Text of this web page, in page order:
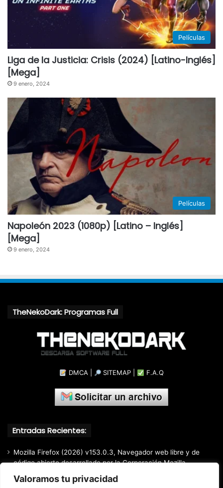
Valoramos tu privacidad
Películas
Liga de la Justicia: Crisis (2024) [Latino-Inglés]
[Mega]
9 enero, 2024
Películas
Napoleón 2023 (1080p) [Latino – Inglés]
[Mega]
9 enero, 2024
TheNekoDark: Programas Full
DMCA| SITEMAP F.A.Q
Entradas Recientes:
Mozilla Firefox (2026) v153.0.3, Navegador web libre y de
código abierto​ desarrollado por la Corporación Mozilla
Total Audio Converter v6.1.0.305, Solución para convertir o